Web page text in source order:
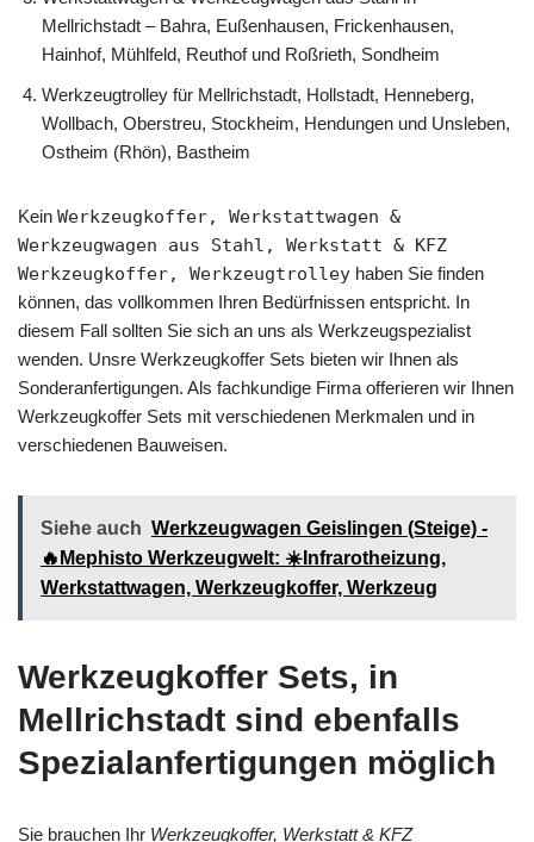
Mellrichstadt – Bahra, Eußenhausen, Frickenhausen,
Hainhof, Mühlfeld, Reuthof und Roßrieth, Sondheim
Werkzeugtrolley für Mellrichstadt, Hollstadt, Henneberg,
Wollbach, Oberstreu, Stockheim, Hendungen und Unsleben,
Ostheim (Rhön), Bastheim
Kein Werkzeugkoffer, Werkstattwagen &
Werkzeugwagen aus Stahl, Werkstatt & KFZ
Werkzeugkoffer, Werkzeugtrolley haben Sie finden
können, das vollkommen Ihren Bedürfnissen entspricht. In
diesem Fall sollten Sie sich an uns als Werkzeugspezialist
wenden. Unsre Werkzeugkoffer Sets bieten wir Ihnen als
Sonderanfertigungen. Als fachkundige Firma offerieren wir Ihnen
Werkzeugkoffer Sets mit verschiedenen Merkmalen und in
verschiedenen Bauweisen.
Siehe auch Werkzeugwagen Geislingen (Steige) -
🔥Mephisto Werkzeugwelt: ☀️Infrarotheizung,
Werkstattwagen, Werkzeugkoffer, Werkzeug
Werkzeugkoffer Sets, in
Mellrichstadt sind ebenfalls
Spezialanfertigungen möglich
Sie brauchen Ihr Werkzeugkoffer, Werkstatt & KFZ